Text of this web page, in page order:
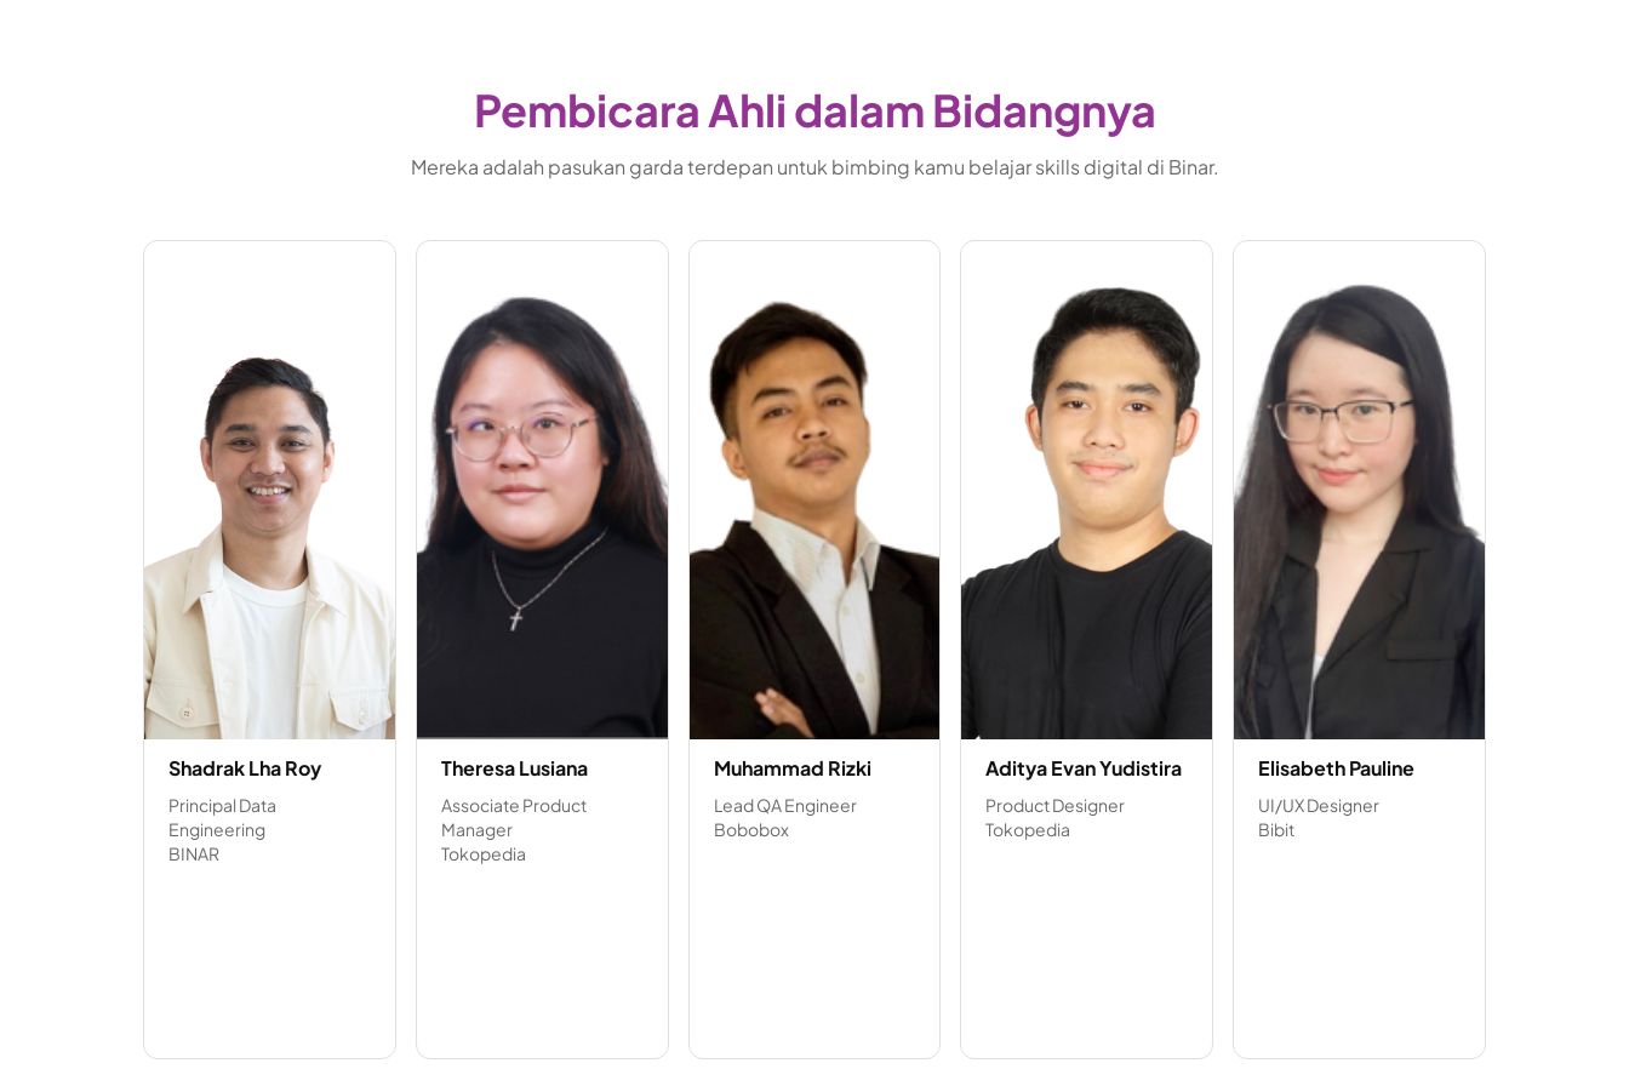
Pembicara Ahli dalam Bidangnya
Mereka adalah pasukan garda terdepan untuk bimbing kamu belajar skills digital di Binar.
Shadrak Lha Roy
Principal Data
Engineering
BINAR
Theresa Lusiana
Associate Product
Manager
Tokopedia
Muhammad Rizki
Lead QA Engineer
Bobobox
Aditya Evan Yudistira
Product Designer
Tokopedia
Elisabeth Pauline
UI/UX Designer
Bibit